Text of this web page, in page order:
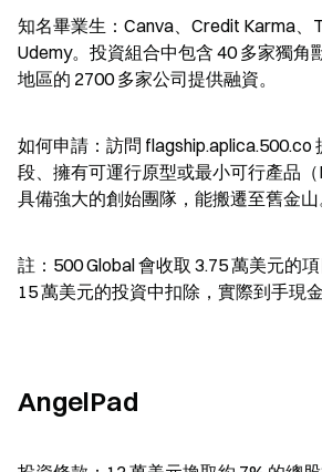
知名畢業生：Canva、Credit Karma、
Udemy。投資組合中包含 40 多家獨角
地區的 2700 多家公司提供融資。
如何申請：訪問 flagship.aplica.500.co
段、擁有可運行原型或最小可行產品
具備強大的創始團隊，能搬遷至舊金山
註：500 Global 會收取 3.75 萬美元的
15 萬美元的投資中扣除，實際到手現金
AngelPad